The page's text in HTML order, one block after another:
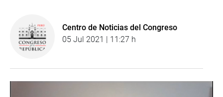
Centro de Noticias del Congreso
05 Jul 2021 | 11:27 h